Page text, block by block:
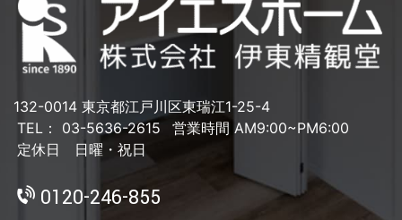
132-0014 東京都江戸川区東瑞江1-25-4
TEL： 03-5636-2615
営業時間 AM9:00~PM6:00
定休日 日曜・祝日
0120-246-855